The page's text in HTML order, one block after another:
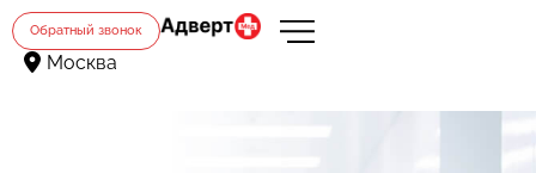
Обратный звонок
Москва